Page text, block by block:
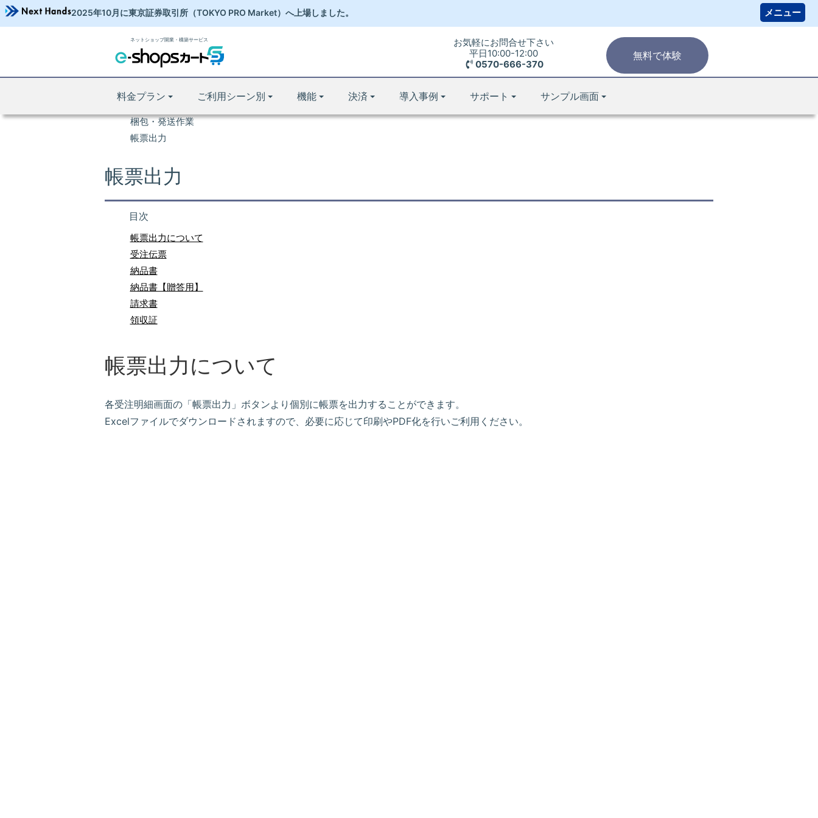
2025年10月に東京証券取引所 （TOKYO PRO Market）へ 上場しました。
ネットショップ開業・構築サービス
無料で体験
お気軽にお問合せ下さい
平日10:00-12:00
0570-666-370
料金プラン ご利用シーン別 機能 決済 導入事例 サポート サンプル画面
操作マニュアル
受注作業
梱包・発送作業
帳票出力
帳票出力
目次
帳票出力について
受注伝票
納品書
納品書【贈答用】
請求書
領収証
帳票出力について
各受注明細画面の「帳票出力」ボタンより個別に帳票を出力することができます。
Excelファイルでダウンロードされますので、必要に応じて印刷やPDF化を行いご利用ください。